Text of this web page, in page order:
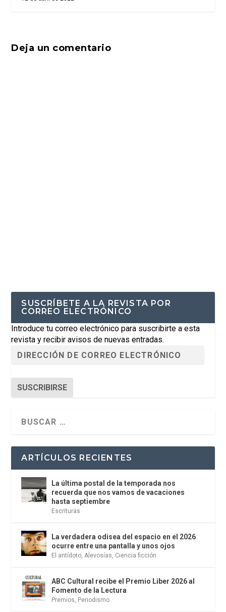
Deja un comentario
SUSCRÍBETE A LA REVISTA POR
CORREO ELECTRÓNICO
Introduce tu correo electrónico para suscribirte a esta
revista y recibir avisos de nuevas entradas.
SUSCRIBIRSE
ARTÍCULOS RECIENTES
La última postal de la temporada nos
recuerda que nos vamos de vacaciones
hasta septiembre
Escrituras
La verdadera odisea del espacio en el 2026
ocurre entre una pantalla y unos ojos
El antídoto,Alevosías, Ciencia ficción
ABC Cultural recibe el Premio Liber 2026 al
Fomento de la Lectura
Premios, Periodismo